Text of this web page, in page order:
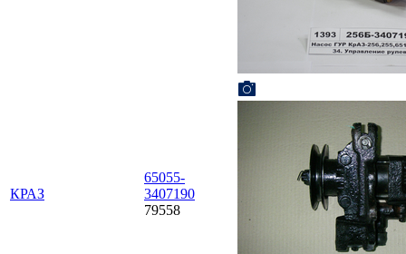
КРАЗ
65055-
3407190
79558